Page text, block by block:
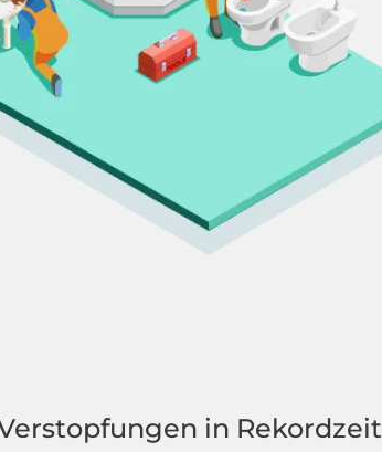
in Rekordzeit